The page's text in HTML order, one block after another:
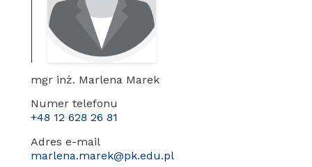
mgr inż. Marlena Marek
Numer telefonu
+48 12 628 26 81
Adres e-mail
marlena.marek@pk.edu.pl